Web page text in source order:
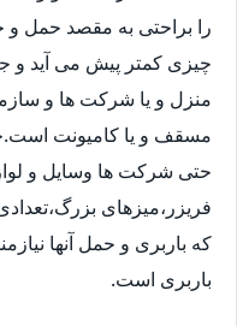
را براحتی به مقصد حمل و
چیزی کمتر پیش می آید و
منزل و یا شرکت ها و
مسقف و یا کامیونت
حتی شرکت ها وسایل و
فریزر،میزهای
که باربری و حمل آنها
باربری است.